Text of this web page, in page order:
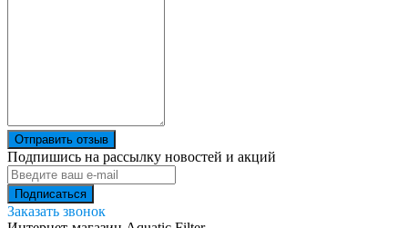
Отправить отзыв
Подпишись на рассылку новостей и акций
Заказать звонок